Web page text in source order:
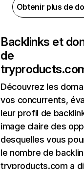
Obtenir plus de
Backlinks et
de
Découvrez les
vos concurrents,
leur profil de
image claire des
desquelles vous
le nombre de
tryproducts.com a